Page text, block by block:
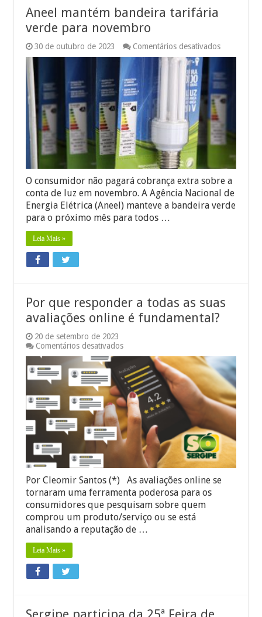
Aneel mantém bandeira tarifária
verde para novembro
30 de outubro de 2023 Comentários desativadosem
Aneel
bandeira
tarifária
verde
para
O consumidor não pagará cobrança extra sobre a
conta de luz em novembro. A Agência Nacional de
Energia Elétrica (Aneel) manteve a bandeira verde
para o próximo mês para todos …
Leia Mais »
Por que responder a todas as suas
avaliações online é fundamental?
20 de setembro de 2023
Comentários desativadosem
Por
que
responder
a
todas
as
suas
avaliações
online
é
fundamental?
Por Cleomir Santos (*) As avaliações online se
tornaram uma ferramenta poderosa para os
consumidores que pesquisam sobre quem
comprou um produto/serviço ou se está
analisando a reputação de …
Leia Mais »